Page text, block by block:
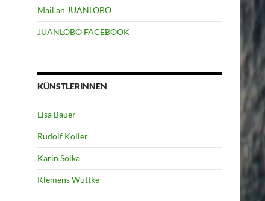
Mail an JUANLOBO
JUANLOBO FACEBOOK
KÜNSTLERINNEN
Lisa Bauer
Rudolf Koller
Karin Soika
Klemens Wuttke